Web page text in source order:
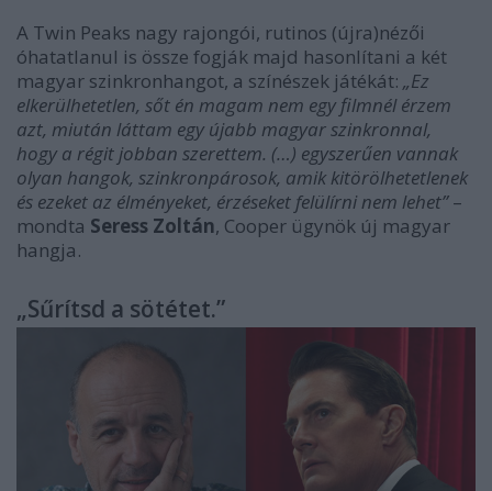
A Twin Peaks nagy rajongói, rutinos (újra)nézői
óhatatlanul is össze fogják majd hasonlítani a két
magyar szinkronhangot, a színészek játékát: „Ez
elkerülhetetlen, sőt én magam nem egy filmnél érzem
azt, miután láttam egy újabb magyar szinkronnal,
hogy a régit jobban szerettem. (…) egyszerűen vannak
olyan hangok, szinkronpárosok, amik kitörölhetetlenek
és ezeket az élményeket, érzéseket felülírni nem lehet”–
mondta Seress Zoltán, Cooper ügynök új magyar
hangja.
„Sűrítsd a sötétet.”